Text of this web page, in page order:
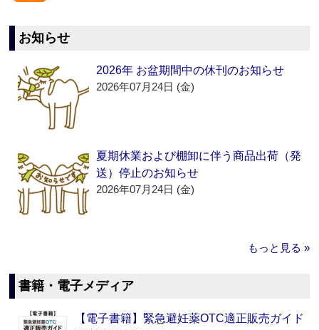
お知らせ
2026年 お盆期間中の休刊のお知らせ
2026年07月24日 (金)
夏期休業および棚卸に伴う商品出荷（発
送）停止のお知らせ
2026年07月24日 (金)
もっと見る »
書籍・電子メディア
【電子書籍】緊急避妊薬OTC適正販売ガイド